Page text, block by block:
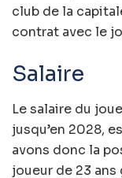
club de la
contrat avec le
Salaire
Le salaire du
jusqu’en 2028,
avons donc la
joueur de 23 ans